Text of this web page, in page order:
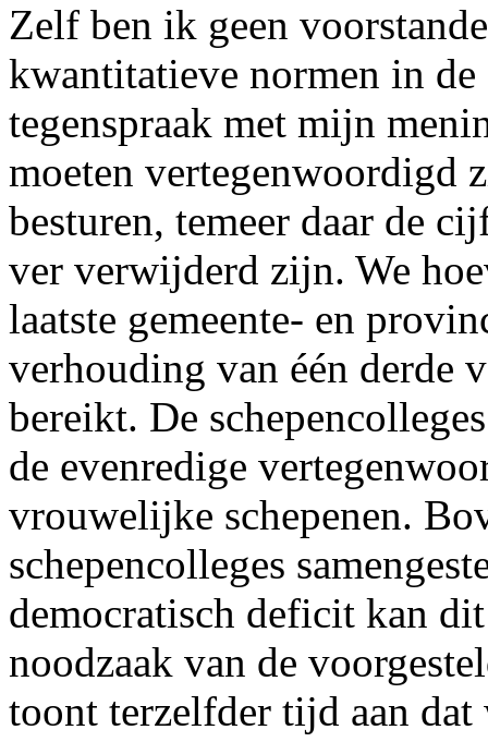
Zelf ben ik geen
kwantitatieve normen in
tegenspraak met mijn
moeten vertegenwoordigd
besturen, temeer daar de
ver verwijderd zijn. We
laatste gemeente- en
verhouding van één derde
bereikt. De
de evenredige
vrouwelijke schepenen.
schepencolleges
democratisch deficit kan
noodzaak van de
toont terzelfder tijd aan